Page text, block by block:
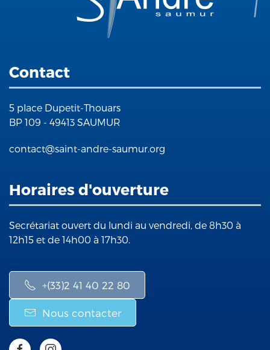
Contact
5 place Dupetit-Thouars
BP 109 - 49413 SAUMUR
contact@saint-andre-saumur.org
Horaires d'ouverture
Secrétariat ouvert du lundi au vendredi, de 8h30 à
12h15 et de 14h00 à 17h30.
+(33)2 41 40 22 80
Nous contacter